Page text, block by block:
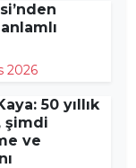
2026
50 yıllık
şimdi
ve